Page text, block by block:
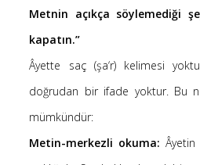
Metnin açıkça söylemediği
kapatın.”
Âyette saç (şa‘r) kelimesi
doğrudan bir ifade yoktur. Bu
mümkündür:
Metin-merkezli okuma: